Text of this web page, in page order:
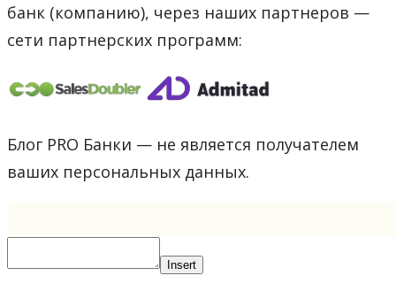
банк (компанию), через наших партнеров —
сети партнерских программ:
Блог PRO Банки — не является получателем
ваших персональных данных.
Insert